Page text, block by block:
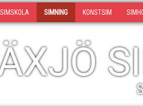
SIMSKOLA SIMNING KONSTSIM